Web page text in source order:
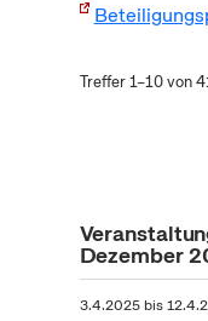
Treffer 1–10 von
Dezember
3.4.2025bis